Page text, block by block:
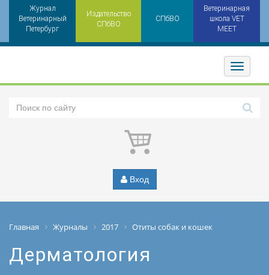
Журнал
Ветеринарный
Петербург
Издательство
СПбВО
СПбВО
Ветеринарная
школа VET
MEET
Toggler
Вход
Главная Журналы 2017 Отиты собак и кошек
Дерматология